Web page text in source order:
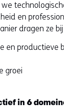
en
dragen ze
en productieve
groei
in 6